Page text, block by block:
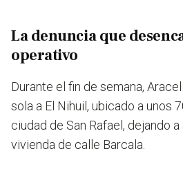
La denuncia que
operativo
Durante el fin de semana,
sola a El Nihuil, ubicado a unos
ciudad de San Rafael, dejando
vivienda de calle Barcala.